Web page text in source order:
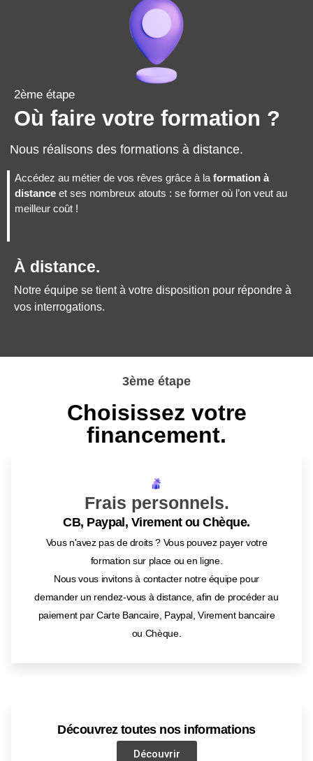
2ème étape
Où faire votre formation ?
Nous réalisons des formations à distance.
Accédez au métier de vos rêves grâce à la formation à
distance et ses nombreux atouts : se former où l’on veut au
meilleur coût !
À distance.
Notre équipe se tient à votre disposition pour répondre à
vos interrogations.
3ème étape
Choisissez votre
financement.
Frais personnels.
CB, Paypal, Virement ou Chèque.
Vous n'avez pas de droits ? Vous pouvez payer votre
formation sur place ou en ligne.
Nous vous invitons à contacter notre équipe pour
demander un rendez-vous à distance, afin de procéder au
paiement par Carte Bancaire, Paypal, Virement bancaire
ou Chèque.
Découvrez toutes nos informations
Découvrir